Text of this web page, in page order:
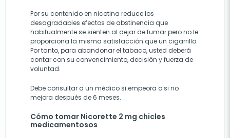
Por su contenido en nicotina reduce los
desagradables efectos de abstinencia que
habitualmente se sienten al dejar de fumar pero no le
proporciona la misma satisfacción que un cigarrillo.
Por tanto, para abandonar el tabaco, usted deberá
contar con su convencimiento, decisión y fuerza de
voluntad.
Debe consultar a un médico si empeora o si no
mejora después de 6 meses.
Cómo tomar Nicorette 2 mg chicles
medicamentosos